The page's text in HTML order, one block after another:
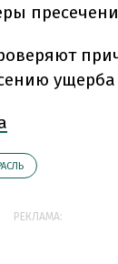
ущерба
РЕКЛАМА: